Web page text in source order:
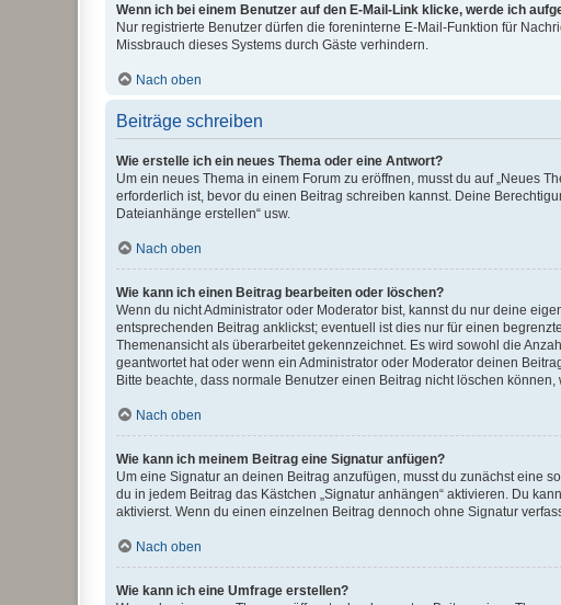
Wenn ich bei einem Benutzer auf den E-Mail-Link klicke, werde ich
Nur registrierte Benutzer dürfen die foreninterne E-Mail-Funktion für
Missbrauch dieses Systems durch Gäste verhindern.
Nach oben
Beiträge schreiben
Wie erstelle ich ein neues Thema oder eine Antwort?
Um ein neues Thema in einem Forum zu eröffnen, musst du auf „Neues
erforderlich ist, bevor du einen Beitrag schreiben kannst. Deine
Dateianhänge erstellen“ usw.
Nach oben
Wie kann ich einen Beitrag bearbeiten oder löschen?
Wenn du nicht Administrator oder Moderator bist, kannst du nur deine
entsprechenden Beitrag anklickst; eventuell ist dies nur für einen
Themenansicht als überarbeitet gekennzeichnet. Es wird sowohl die
geantwortet hat oder wenn ein Administrator oder Moderator deinen
Bitte beachte, dass normale Benutzer einen Beitrag nicht löschen
Nach oben
Wie kann ich meinem Beitrag eine Signatur anfügen?
Um eine Signatur an deinen Beitrag anzufügen, musst du zunächst eine
du in jedem Beitrag das Kästchen „Signatur anhängen“ aktivieren. Du
aktivierst. Wenn du einen einzelnen Beitrag dennoch ohne Signatur
Nach oben
Wie kann ich eine Umfrage erstellen?